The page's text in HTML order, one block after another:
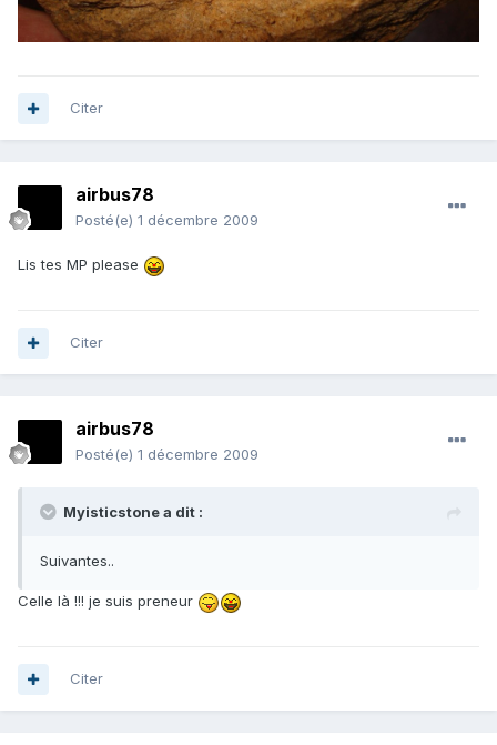
Citer
airbus78
Posté(e) 1 décembre 2009
Lis tes MP please
Citer
airbus78
Posté(e) 1 décembre 2009
Myisticstone a dit :
Suivantes..
Celle là !!! je suis preneur
Citer